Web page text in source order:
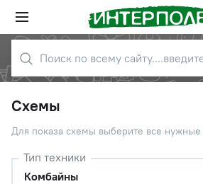
Схемы
Для показа схемы выберите все
Тип техники
Комбайны